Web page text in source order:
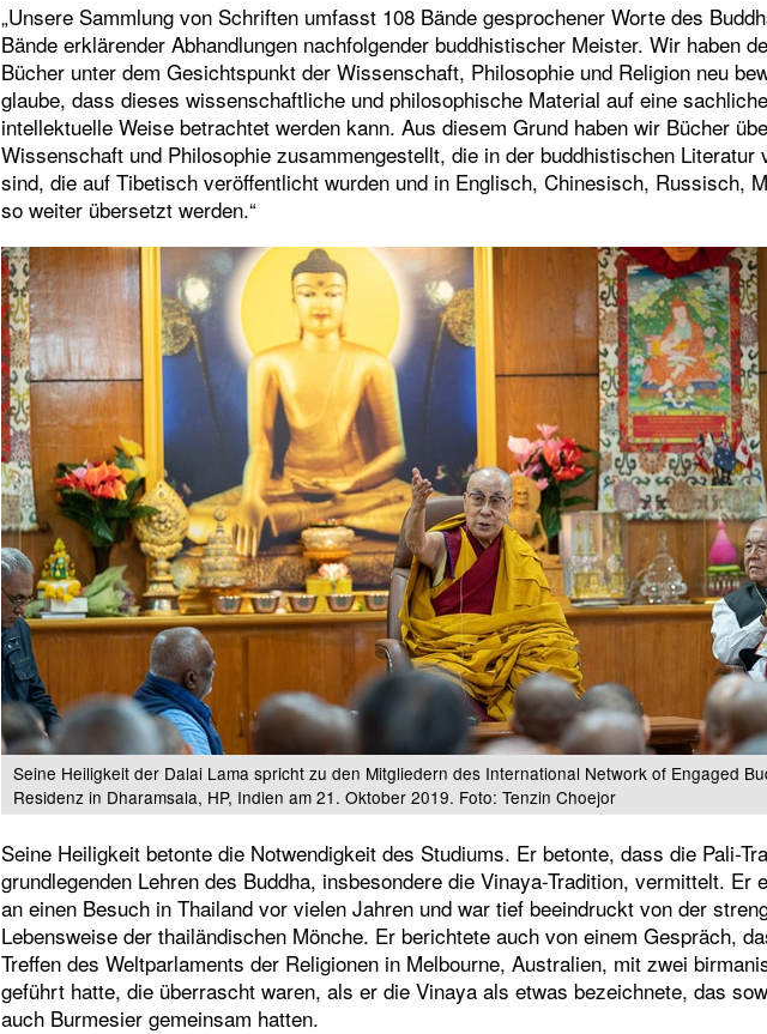
„Unsere Sammlung von Schriften umfasst 108 Bände gesprochener Worte des
Bände erklärender Abhandlungen nachfolgender buddhistischer Meister. Wir haben
Bücher unter dem Gesichtspunkt der Wissenschaft, Philosophie und Religion neu
glaube, dass dieses wissenschaftliche und philosophische Material auf eine
intellektuelle Weise betrachtet werden kann. Aus diesem Grund haben wir Bücher
Wissenschaft und Philosophie zusammengestellt, die in der buddhistischen Literatur
sind, die auf Tibetisch veröffentlicht wurden und in Englisch, Chinesisch, Russisch,
so weiter übersetzt werden.“
Seine Heiligkeit der Dalai Lama spricht zu den Mitgliedern des International Network of Engaged
Residenz in Dharamsala, HP, Indien am 21. Oktober 2019. Foto: Tenzin Choejor
Seine Heiligkeit betonte die Notwendigkeit des Studiums. Er betonte, dass die Pali-
grundlegenden Lehren des Buddha, insbesondere die Vinaya-Tradition, vermittelt. Er
an einen Besuch in Thailand vor vielen Jahren und war tief beeindruckt von der
Lebensweise der thailändischen Mönche. Er berichtete auch von einem Gespräch,
Treffen des Weltparlaments der Religionen in Melbourne, Australien, mit zwei
geführt hatte, die überrascht waren, als er die Vinaya als etwas bezeichnete, das
auch Burmesier gemeinsam hatten.